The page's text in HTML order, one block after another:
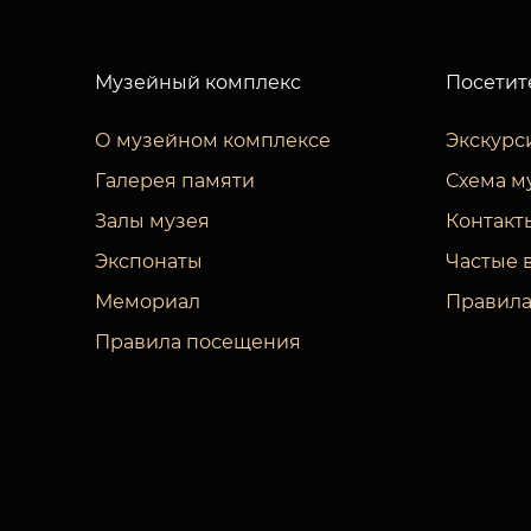
Музейный комплекс
О музейном комплексе
Галерея памяти
Залы музея
Экспонаты
Мемориал
Правила посещения
Схема
Частые